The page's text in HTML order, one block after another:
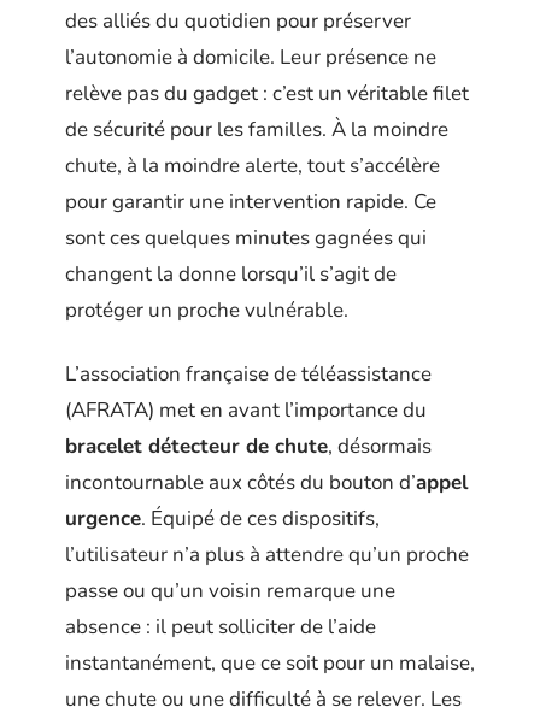
des alliés du quotidien pour préserver
l’autonomie à domicile. Leur présence ne
relève pas du gadget : c’est un véritable filet
de sécurité pour les familles. À la moindre
chute, à la moindre alerte, tout s’accélère
pour garantir une intervention rapide. Ce
sont ces quelques minutes gagnées qui
changent la donne lorsqu’il s’agit de
protéger un proche vulnérable.
L’association française de téléassistance
(AFRATA) met en avant l’importance du
bracelet détecteur de chute, désormais
incontournable aux côtés du bouton d’appel
urgence. Équipé de ces dispositifs,
l’utilisateur n’a plus à attendre qu’un proche
passe ou qu’un voisin remarque une
absence : il peut solliciter de l’aide
instantanément, que ce soit pour un malaise,
une chute ou une difficulté à se relever. Les